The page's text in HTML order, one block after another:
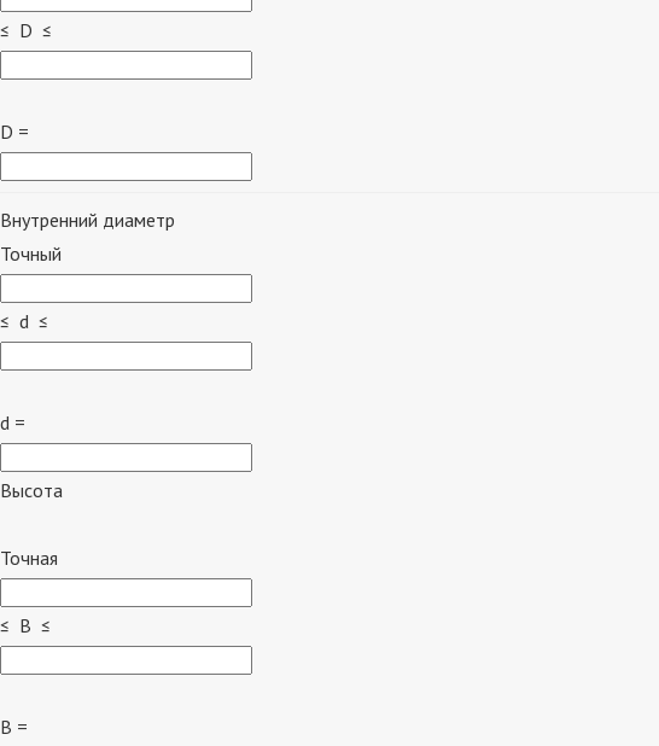
≤ D ≤
D =
Внутренний диаметр
Точный
≤ d ≤
d =
Высота
Точная
≤ B ≤
B =